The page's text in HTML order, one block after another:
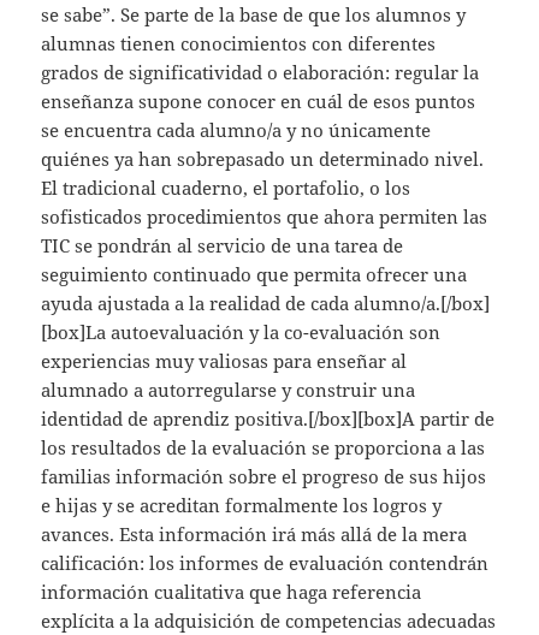
se sabe”. Se parte de la base de que los alumnos y
alumnas tienen conocimientos con diferentes
grados de significatividad o elaboración: regular la
enseñanza supone conocer en cuál de esos puntos
se encuentra cada alumno/a y no únicamente
quiénes ya han sobrepasado un determinado nivel.
El tradicional cuaderno, el portafolio, o los
sofisticados procedimientos que ahora permiten las
TIC se pondrán al servicio de una tarea de
seguimiento continuado que permita ofrecer una
ayuda ajustada a la realidad de cada alumno/a.[/box]
[box]La autoevaluación y la co-evaluación son
experiencias muy valiosas para enseñar al
alumnado a autorregularse y construir una
identidad de aprendiz positiva.[/box][box]A partir de
los resultados de la evaluación se proporciona a las
familias información sobre el progreso de sus hijos
e hijas y se acreditan formalmente los logros y
avances. Esta información irá más allá de la mera
calificación: los informes de evaluación contendrán
información cualitativa que haga referencia
explícita a la adquisición de competencias adecuadas